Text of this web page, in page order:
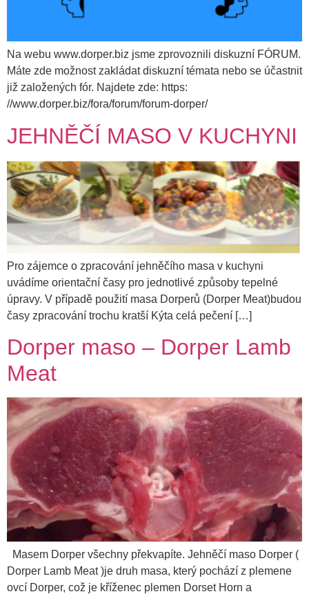
Na webu www.dorper.biz jsme zprovoznili diskuzní FÓRUM.
Máte zde možnost zakládat diskuzní témata nebo se účastnit
již založených fór. Najdete zde: https:
//www.dorper.biz/fora/forum/forum-dorper/
JEHNĚČÍ MASO V KUCHYNI
Pro zájemce o zpracování jehněčího masa v kuchyni
uvádíme orientační časy pro jednotlivé způsoby tepelné
úpravy. V případě použití masa Dorperů (Dorper Meat)budou
časy zpracování trochu kratší Kýta celá pečení […]
Dorper maso – Dorper Lamb
Meat
Masem Dorper všechny překvapíte. Jehněčí maso Dorper (
Dorper Lamb Meat )je druh masa, který pochází z plemene
ovcí Dorper, což je kříženec plemen Dorset Horn a